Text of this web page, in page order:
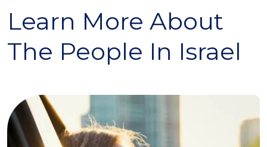
Learn More About
The People In Israel